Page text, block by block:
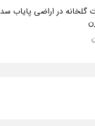
گلخانه در اراضی پایاب سد